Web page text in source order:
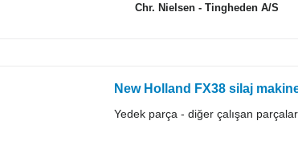
Chr. Nielsen - Tingheden A/S
New Holland FX38 silaj
Yedek parça - diğer çalışan parçalar